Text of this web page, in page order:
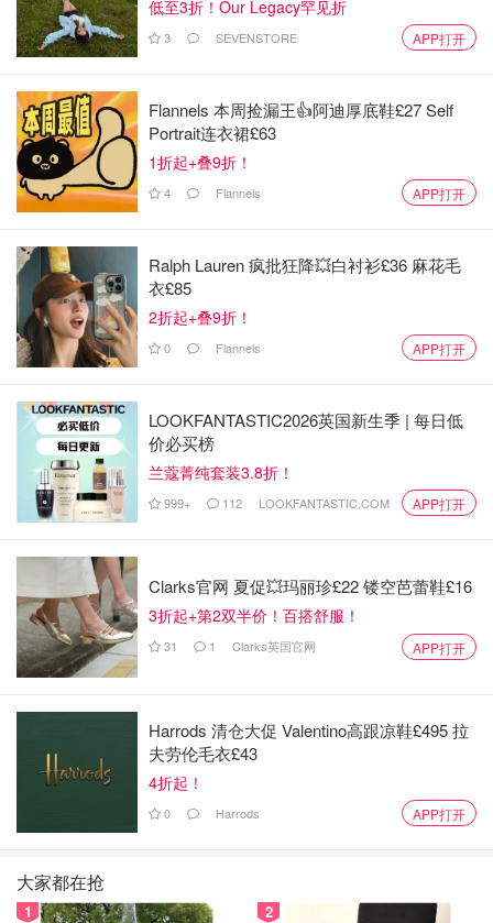
加1升鸡汤烧滚加辣椒酱煮10分钟浸煮出香，既成辣酒汤
底。
低至3折！Our Legacy罕见折
3 SEVENSTORE APP打开
Flannels 本周捡漏王👍阿迪厚底鞋£27 Self
Portrait连衣裙£63
1折起+叠9折！
4 Flannels APP打开
Ralph Lauren 疯批狂降💥白衬衫£36 麻花毛
衣£85
2折起+叠9折！
0 Flannels APP打开
LOOKFANTASTIC2026英国新生季 | 每日低
价必买榜
兰蔻菁纯套装3.8折！
999+ 112 LOOKFANTASTIC.COM APP打开
Clarks官网 夏促💥玛丽珍£22 镂空芭蕾鞋£16
3折起+第2双半价！百搭舒服！
31 1 Clarks英国官网 APP打开
Harrods 清仓大促 Valentino高跟凉鞋£495 拉
夫劳伦毛衣£43
4折起！
0 Harrods APP打开
大家都在抢
1 2